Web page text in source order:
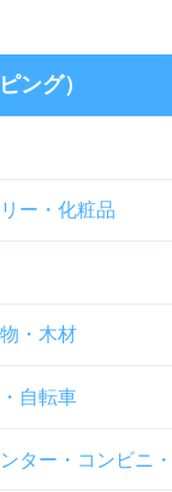
ング）
ー・化粧品
・木材
自転車
ター・コンビニ